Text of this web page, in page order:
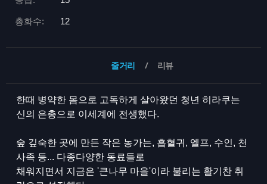
총화수: 12
줄거리 리뷰
한때 병약한 몸으로 고독하게 살아왔던 청년 히라쿠는
신의 은총으로 이세계에 전생했다.
숲 깊숙한 곳에 만든 작은 농가는, 흡혈귀, 엘프, 수인, 천
사족 등... 다종다양한 동료들로
채워지면서 지금은 '큰나무 마을'이라 불리는 활기찬 취